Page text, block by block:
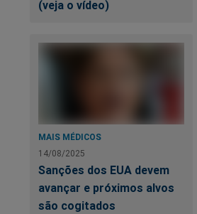
(veja o vídeo)
MAIS MÉDICOS
14/08/2025
Sanções dos EUA devem
avançar e próximos alvos
são cogitados